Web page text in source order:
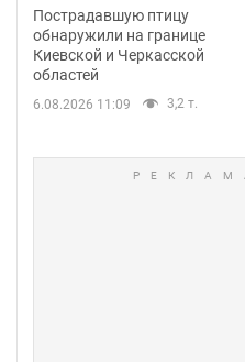
нетипичный маршрут.
Фото
Пострадавшую птицу
обнаружили на границе
Киевской и Черкасской
областей
6.08.2026 11:09 3,2 т.